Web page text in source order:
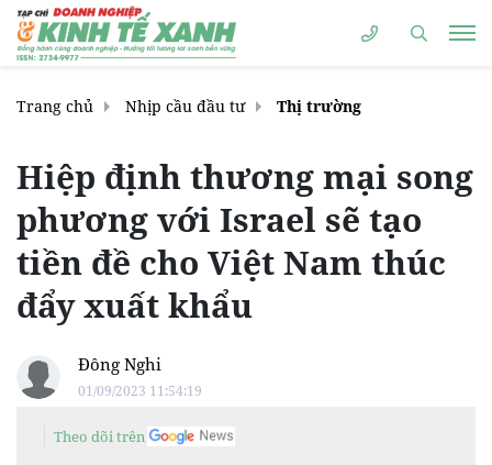
Trang chủ Nhịp cầu đầu tư Thị trường
Hiệp định thương mại song
phương với Israel sẽ tạo
tiền đề cho Việt Nam thúc
đẩy xuất khẩu
Đông Nghi
01/09/2023 11:54:19
Theo dõi trên